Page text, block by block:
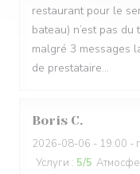
restaurant pour le
bateau) n’est pas
malgré 3 messages
de prestataire…
Boris C
2026-08-06 - 19:00 -
Услуги : 5/5